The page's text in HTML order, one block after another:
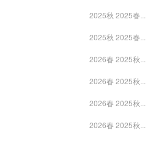
2025秋 2025春...
2025秋 2025春...
2026春 2025秋...
2026春 2025秋...
2026春 2025秋...
2026春 2025秋...